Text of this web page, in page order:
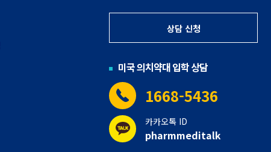
상담 신청
미국 의치약대 입학 상담
1668-5436
카카오톡 ID
pharmmeditalk